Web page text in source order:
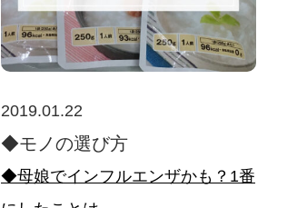
2019.01.22
◆モノの選び方
◆母娘でインフルエンザかも？1番